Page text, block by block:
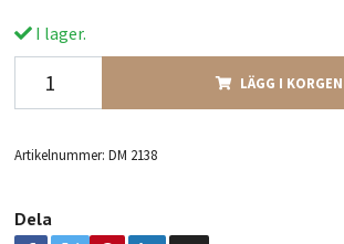
I lager.
LÄGG I KORGEN
Artikelnummer: DM 2138
Dela